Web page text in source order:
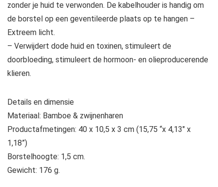
zonder je huid te verwonden. De kabelhouder is handig om
de borstel op een geventileerde plaats op te hangen –
Extreem licht.
– Verwijdert dode huid en toxinen, stimuleert de
doorbloeding, stimuleert de hormoon- en olieproducerende
klieren.
Details en dimensie
Materiaal: Bamboe & zwijnenharen
Productafmetingen: 40 x 10,5 x 3 cm (15,75 “x 4,13″ x
1,18”)
Borstelhoogte: 1,5 cm.
Gewicht: 176 g.